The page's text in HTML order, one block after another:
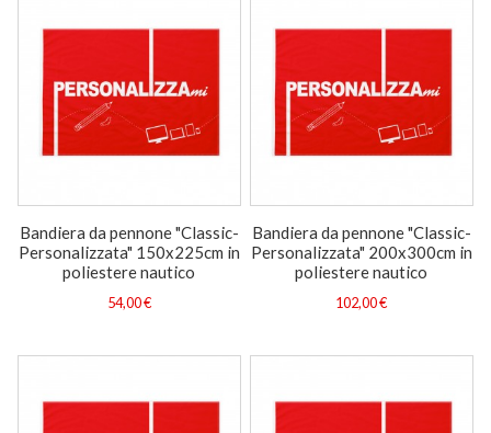
Bandiera da pennone "Classic-
Personalizzata" 150x225cm in
poliestere nautico
54,00 €
Bandiera da pennone "Classic-
Personalizzata" 200x300cm in
poliestere nautico
102,00 €